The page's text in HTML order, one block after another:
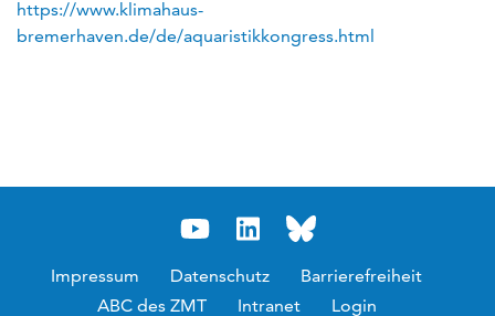
https://www.klimahaus-
bremerhaven.de/de/aquaristikkongress.html
Impressum Datenschutz
Barrierefreiheit
ABC des ZMT
Intranet Login